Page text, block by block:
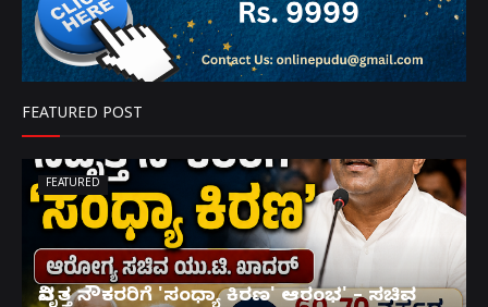
FEATURED POST
FEATURED
ನಿವೃತ್ತ ನೌಕರರಿಗೆ 'ಸಂಧ್ಯಾ ಕಿರಣ' ಆರಂಭ' – ಸಚಿವ